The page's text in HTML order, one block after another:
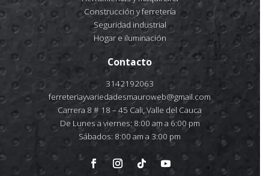
Construcción y ferretería
Seguridad industrial
Hogar e iluminación
Contacto
3142192063
ferreteriayvariedadesmauroweb@gmail.com
Carrera 8 # 18 – 45 Cali, Valle del Cauca
De Lunes a viernes: 8:00 am a 6:00 pm
Sábados: 8:00 am a 3:00 pm